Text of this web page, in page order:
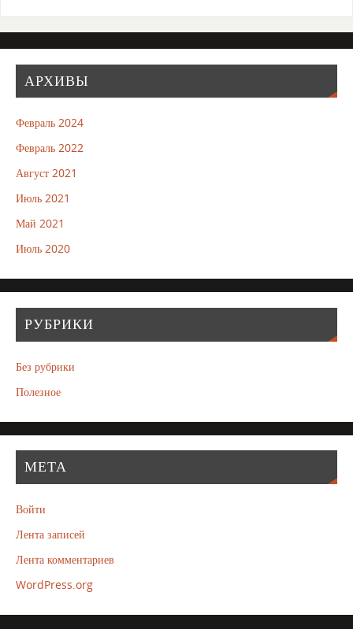
АРХИВЫ
Февраль 2024
Февраль 2022
Август 2021
Июль 2021
Май 2021
Июль 2020
РУБРИКИ
Без рубрики
Полезное
МЕТА
Войти
Лента записей
Лента комментариев
WordPress.org